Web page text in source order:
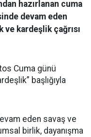
hazırlanan cuma
devam eden
kardeşlik çağrısı
Cuma günü
başlığıyla
eden savaş ve
birlik, dayanışma